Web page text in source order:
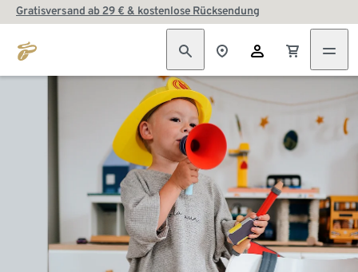
Gratisversand ab 29 € & kostenlose Rücksendung